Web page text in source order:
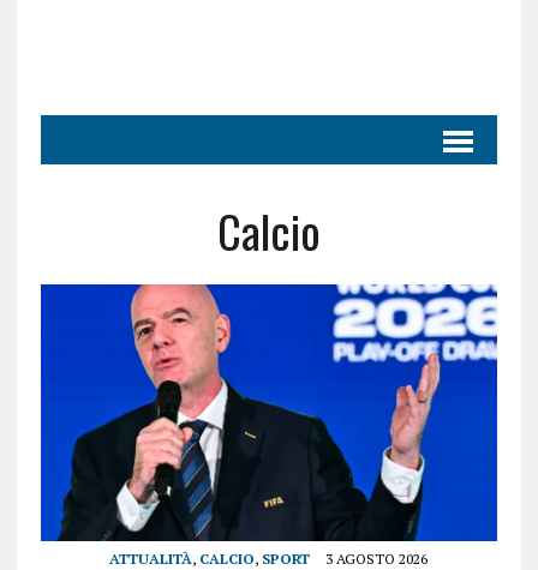
Calcio
ATTUALITÀ, CALCIO, SPORT 3 AGOSTO 2026